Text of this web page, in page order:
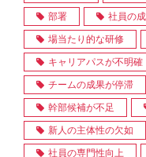
部署 社員の
場当たり的な研修
キャリアパスが不明確
チームの成果が停滞
幹部候補が不足
新人の主体性の欠如
社員の専門性向上